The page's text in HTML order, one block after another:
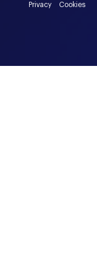
Privacy Cookies